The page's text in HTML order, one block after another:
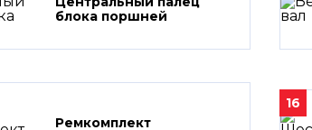
блока поршней
Ремкомплект
16